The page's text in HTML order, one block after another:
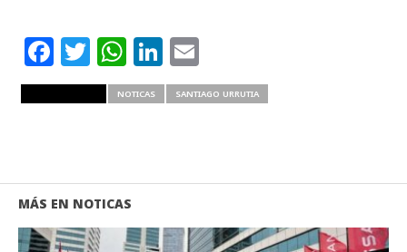
Facebook
Twitter
WhatsApp
LinkedIn
Email
NOTICAS SANTIAGO URRUTIA
MÁS EN NOTICAS